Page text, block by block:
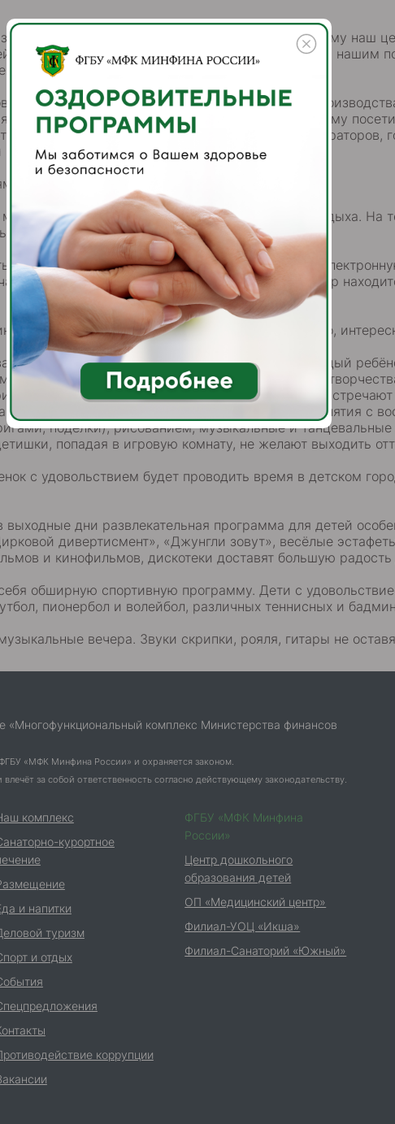
основных ценностей для каждого человека, поэтому наш
на должном уровне. Мы стараемся предоставить нашим
оборудование российского и западного
Индивидуальный и комплексный подход к каждому
условиях, внимательное отношение администраторов,
компетенции.
с пониманием и тактичностью.
создаем условия для отличного и здорового отдыха. На
с удовольствием, но и с пользой для здоровья.
себя безопасно: каждый номер закрывается на
всем европейским нормам безопасности, центр
России» созданы все условия для отличного,
расположена детская игровая комната, где каждый
игровой домик, пневмолабиринт, зоны для
и многое другое. Здесь играют, развиваются,
позитивной энергией. А совместные занятия с
поделки), рисованием, музыкальные и
попадая в игровую комнату, не желают выходить
с удовольствием будет проводить время в детском
выходные дни развлекательная программа для детей
дивертисмент», «Джунгли зовут», весёлые
и кинофильмов, дискотеки доставят большую радость
обширную спортивную программу. Дети с
пионербол и волейбол, различных теннисных и
вечера. Звуки скрипки, рояля, гитары не
комплекс Министерства финансов
«МФК Минфина России» и охраняется законом.
за собой ответственность согласно действующему законодательству.
комплекс
курортное
и напитки
туризм
и отдых
коррупции
ФГБУ «МФК Минфина
России»
Центр дошкольного
образования детей
ОП «Медицинский центр»
Филиал-УОЦ «Икша»
Филиал-Санаторий «Южный»